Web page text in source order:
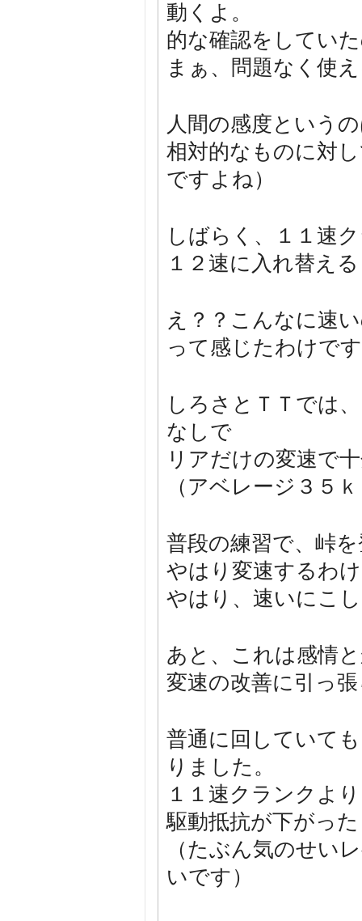
動くよ。
的な確認をしてい
まぁ、問題なく使
人間の感度という
相対的なものに対
ですよね）
しばらく、１１速
１２速に入れ替え
え？？こんなに速
って感じたわけで
しろさとＴＴでは
なしで
リアだけの変速で
（アベレージ３５
普段の練習で、峠
やはり変速するわ
やはり、速いにこ
あと、これは感情
変速の改善に引っ
普通に回していて
りました。
１１速クランクよ
駆動抵抗が下がっ
（たぶん気のせい
いです）